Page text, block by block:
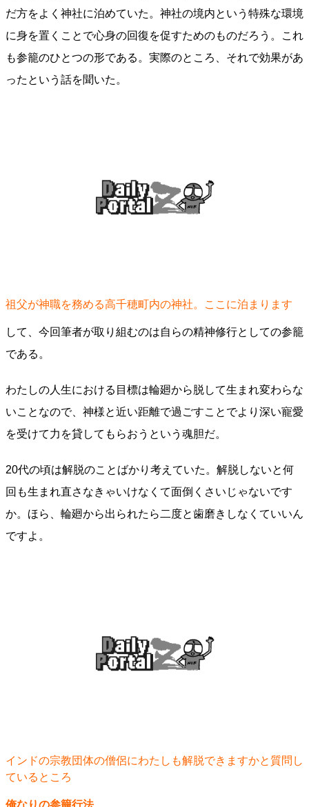
だ方をよく神社に泊めていた。神社の境内という特殊な環境
に身を置くことで心身の回復を促すためのものだろう。これ
も参籠のひとつの形である。実際のところ、それで効果があ
ったという話を聞いた。
祖父が神職を務める高千穂町内の神社。ここに泊まります
して、今回筆者が取り組むのは自らの精神修行としての参籠
である。
わたしの人生における目標は輪廻から脱して生まれ変わらな
いことなので、神様と近い距離で過ごすことでより深い寵愛
を受けて力を貸してもらおうという魂胆だ。
20代の頃は解脱のことばかり考えていた。解脱しないと何
回も生まれ直さなきゃいけなくて面倒くさいじゃないです
か。ほら、輪廻から出られたら二度と歯磨きしなくていいん
ですよ。
インドの宗教団体の僧侶にわたしも解脱できますかと質問し
ているところ
俺なりの参籠行法